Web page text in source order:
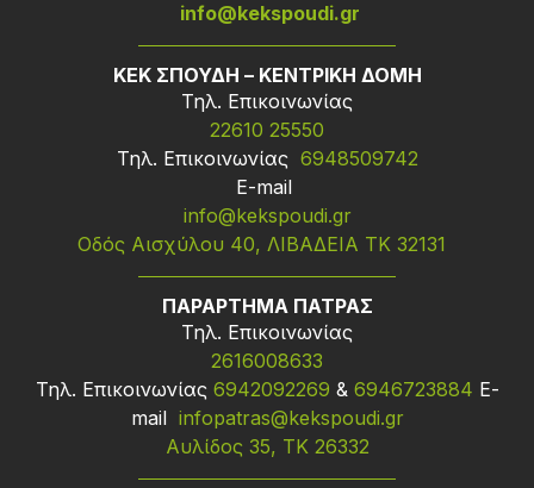
info@kekspoudi.gr
ΚΕΚ ΣΠΟΥΔΗ – ΚΕΝΤΡΙΚΗ ΔΟΜΗ
Τηλ. Επικοινωνίας
22610 25550
Τηλ. Επικοινωνίας 6948509742
Ε-mail
info@kekspoudi.gr
Οδός Αισχύλου 40, ΛΙΒΑΔΕΙΑ ΤΚ 32131
ΠΑΡΑΡΤΗΜΑ ΠΑΤΡΑΣ
Τηλ. Επικοινωνίας
2616008633
Τηλ. Επικοινωνίας 6942092269 & 6946723884 Ε-
mail infopatras@kekspoudi.gr
Αυλίδος 35, ΤΚ 26332